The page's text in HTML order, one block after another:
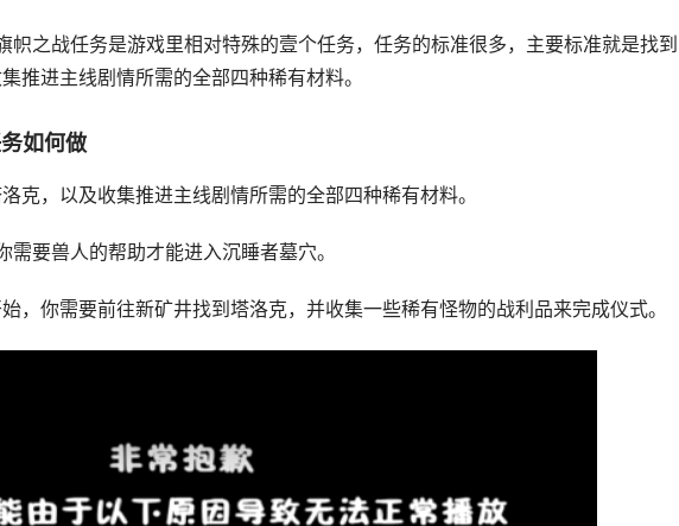
帜之战任务是游戏里相对特殊的壹个任务，任务的标准很多，主要标准就是找到
推进主线剧情所需的全部四种稀有材料。
如何做
克，以及收集推进主线剧情所需的全部四种稀有材料。
要兽人的帮助才能进入沉睡者墓穴。
，你需要前往新矿井找到塔洛克，并收集一些稀有怪物的战利品来完成仪式。